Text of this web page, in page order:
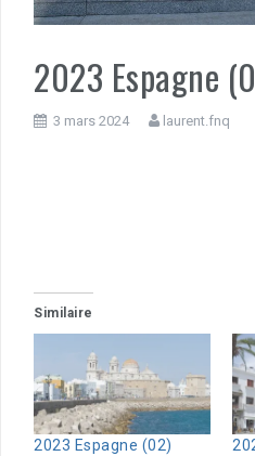
2023 Espagne
3 mars 2024 laurent.fnq
Similaire
2023 Espagne (02)